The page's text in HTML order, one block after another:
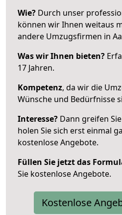
Wie? Durch unser
können wir Ihnen weitaus
andere Umzugsfirmen in
Was wir Ihnen bieten?
17 Jahren.
Kompetenz, da wir die
Wünsche und Bedürfnisse
Interesse? Dann greifen
holen Sie sich erst einmal
kostenlose Angebote.
Füllen Sie jetzt das
Sie kostenlose Angebote.
Kostenlose